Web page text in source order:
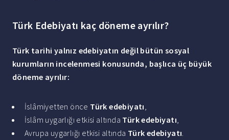
Türk Edebiyatı kaç döneme ayrılır?
Türk tarihi yalnız edebiyatın değil bütün sosyal
kurumların incelenmesi konusunda, başlıca üç büyük
döneme ayrılır:
İslâmiyetten önce Türk edebiyatı,
İslâm uygarlığı etkisi altında Türk edebiyatı,
Avrupa uygarlığı etkisi altında Türk edebiyatı.